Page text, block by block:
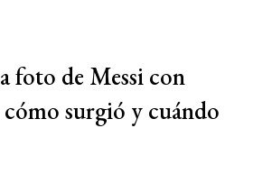
foto de Messi con
surgió y cuándo